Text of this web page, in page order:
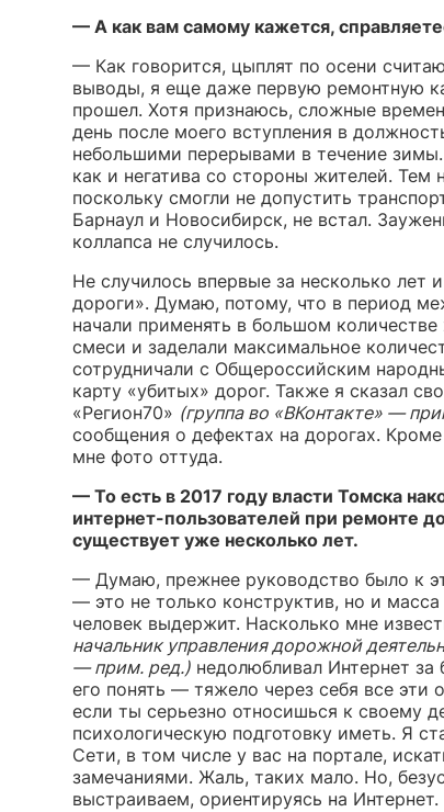
— А как вам самому кажется,
— Как говорится, цыплят по осени
выводы, я еще даже первую ремонтную
прошел. Хотя признаюсь, сложные
день после моего вступления в
небольшими перерывами в течение
как и негатива со стороны жителей.
поскольку смогли не допустить
Барнаул и Новосибирск, не встал.
коллапса не случилось.
Не случилось впервые за несколько лет
дороги». Думаю, потому, что в период
начали применять в большом
смеси и заделали максимальное
сотрудничали с Общероссийским
карту «убитых» дорог. Также я сказал
«Регион70» (группа во «ВКонтакте» —
сообщения о дефектах на дорогах.
мне фото оттуда.
— То есть в 2017 году власти Томска
интернет-пользователей при ремонте
существует уже несколько лет.
— Думаю, прежнее руководство было к
— это не только конструктив, но и
человек выдержит. Насколько мне
начальник управления дорожной
— прим. ред.) недолюбливал Интернет
его понять — тяжело через себя все эти
если ты серьезно относишься к своему
психологическую подготовку иметь. Я
Сети, в том числе у вас на портале,
замечаниями. Жаль, таких мало. Но,
выстраиваем, ориентируясь на Интернет.